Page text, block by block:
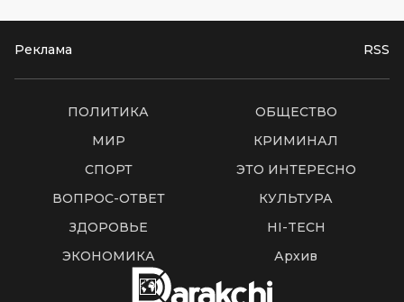
Реклама RSS
ПОЛИТИКА
ОБЩЕСТВО
МИР
КРИМИНАЛ
СПОРТ
ЭТО ИНТЕРЕСНО
ВОПРОС-ОТВЕТ
КУЛЬТУРА
ЗДОРОВЬЕ
HI-TECH
ЭКОНОМИКА
Архив